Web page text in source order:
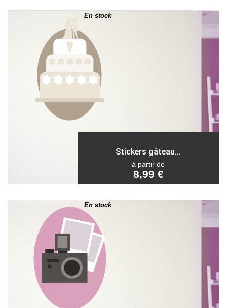
En stock
Stickers gâteau...
à partir de
8,99 €
En stock